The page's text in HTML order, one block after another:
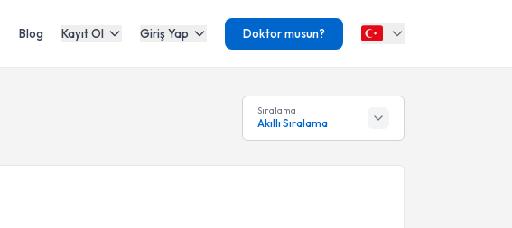
Blog Kayıt Ol Giriş Yap Doktor musun?
Sıralama
Akıllı Sıralama